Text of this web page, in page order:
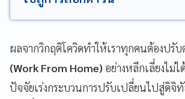
ผลจากวิกฤติโควิดทำให้เราทุกคนต้องปรั
(Work From Home) อย่างหลีกเลี่ยงไม่
ปัจจัยเร่งกระบวนการปรับเปลี่ยนไปสู่ดิจิ